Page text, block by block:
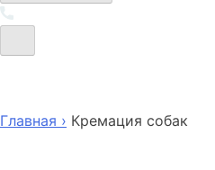
Главная › Кремация собак